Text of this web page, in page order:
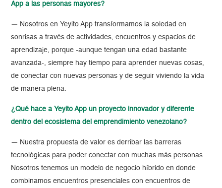
App a las personas mayores?
— Nosotros en Yeyito App transformamos la soledad en
sonrisas a través de actividades, encuentros y espacios de
aprendizaje, porque -aunque tengan una edad bastante
avanzada-, siempre hay tiempo para aprender nuevas cosas,
de conectar con nuevas personas y de seguir viviendo la vida
de manera plena.
¿Qué hace a Yeyito App un proyecto innovador y diferente
dentro del ecosistema del emprendimiento venezolano?
— Nuestra propuesta de valor es derribar las barreras
tecnológicas para poder conectar con muchas más personas.
Nosotros tenemos un modelo de negocio híbrido en donde
combinamos encuentros presenciales con encuentros de